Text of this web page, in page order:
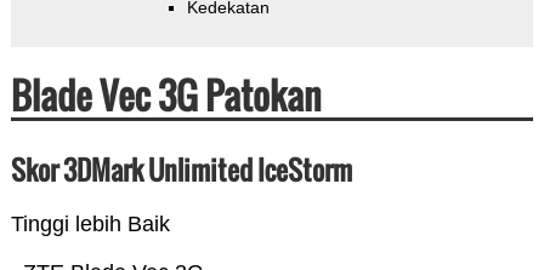
Kedekatan
Blade Vec 3G Patokan
Skor 3DMark Unlimited IceStorm
Tinggi lebih Baik